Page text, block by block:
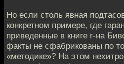
Но если столь явная
конкретном примере, где
приведенные в книге г-на
факты не сфабрикованы по
«методике»? На этом